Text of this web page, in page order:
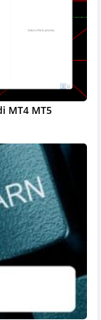
MT4 MT5